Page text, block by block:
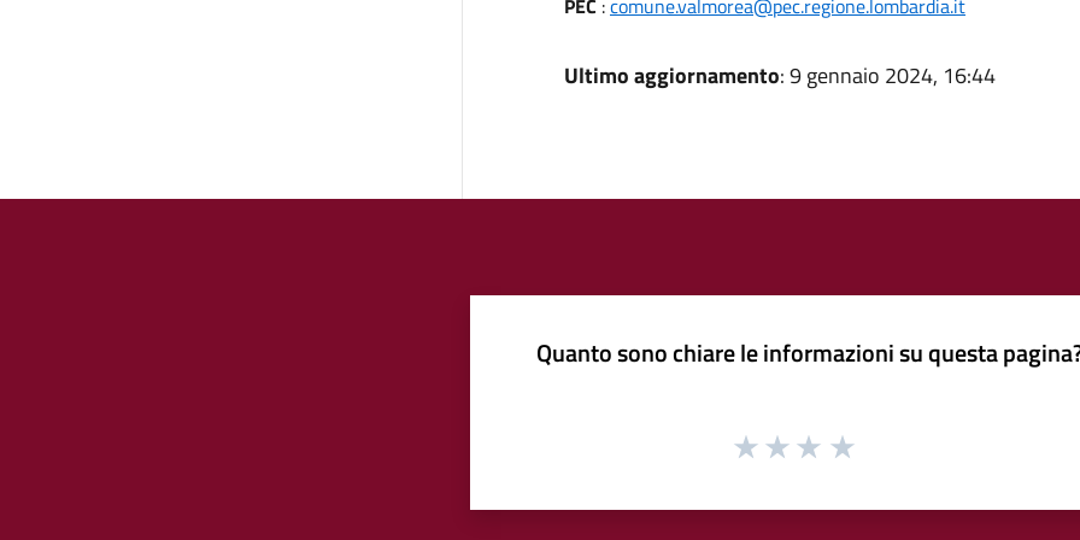
PEC :comune.valmorea@pec.regione.lombardia.it
Ultimo aggiornamento: 9 gennaio 2024, 16:44
Quanto sono chiare le informazioni su questa